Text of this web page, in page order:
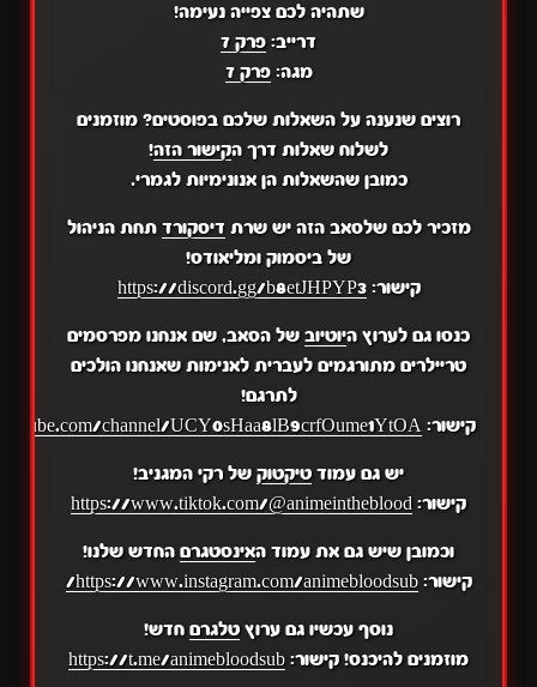
שתהיה לכם צפייה נעימה!
דרייב: פרק 7
מגה:פרק 7
רוצים שנענה על השאלות שלכם בפוסטים? מוזמנים
לשלוח שאלות דרך הקישור הזה!
כמובן שהשאלות הן אנונימיות לגמרי.
מזכיר לכם שלסאב הזה יש שרת דיסקורד תחת הניהול
של ביסמוק ומליאודס!
קישור:https://discord.gg/b8etJHPYP3
כנסו גם לערוץ היוטיובשל הסאב, שם אנחנו מפרסמים
טריילרים מתורגמים לעברית לאנימות שאנחנו הולכים
לתרגם!
קישור: channel/UCY0sHaa8lB9crfOume1YtOA
יש גם עמודטיקטוקשל רקי המגניב!
קישור: https://www.tiktok.com/@animeintheblood
וכמובן שיש גם את עמוד האינסטגרםהחדש שלנו!
קישור:https://www.instagram.com/animebloodsub/
נוסף עכשיו גם ערוץטלגרםחדש!
מוזמנים להיכנס! קישור: https://t.me/animebloodsub